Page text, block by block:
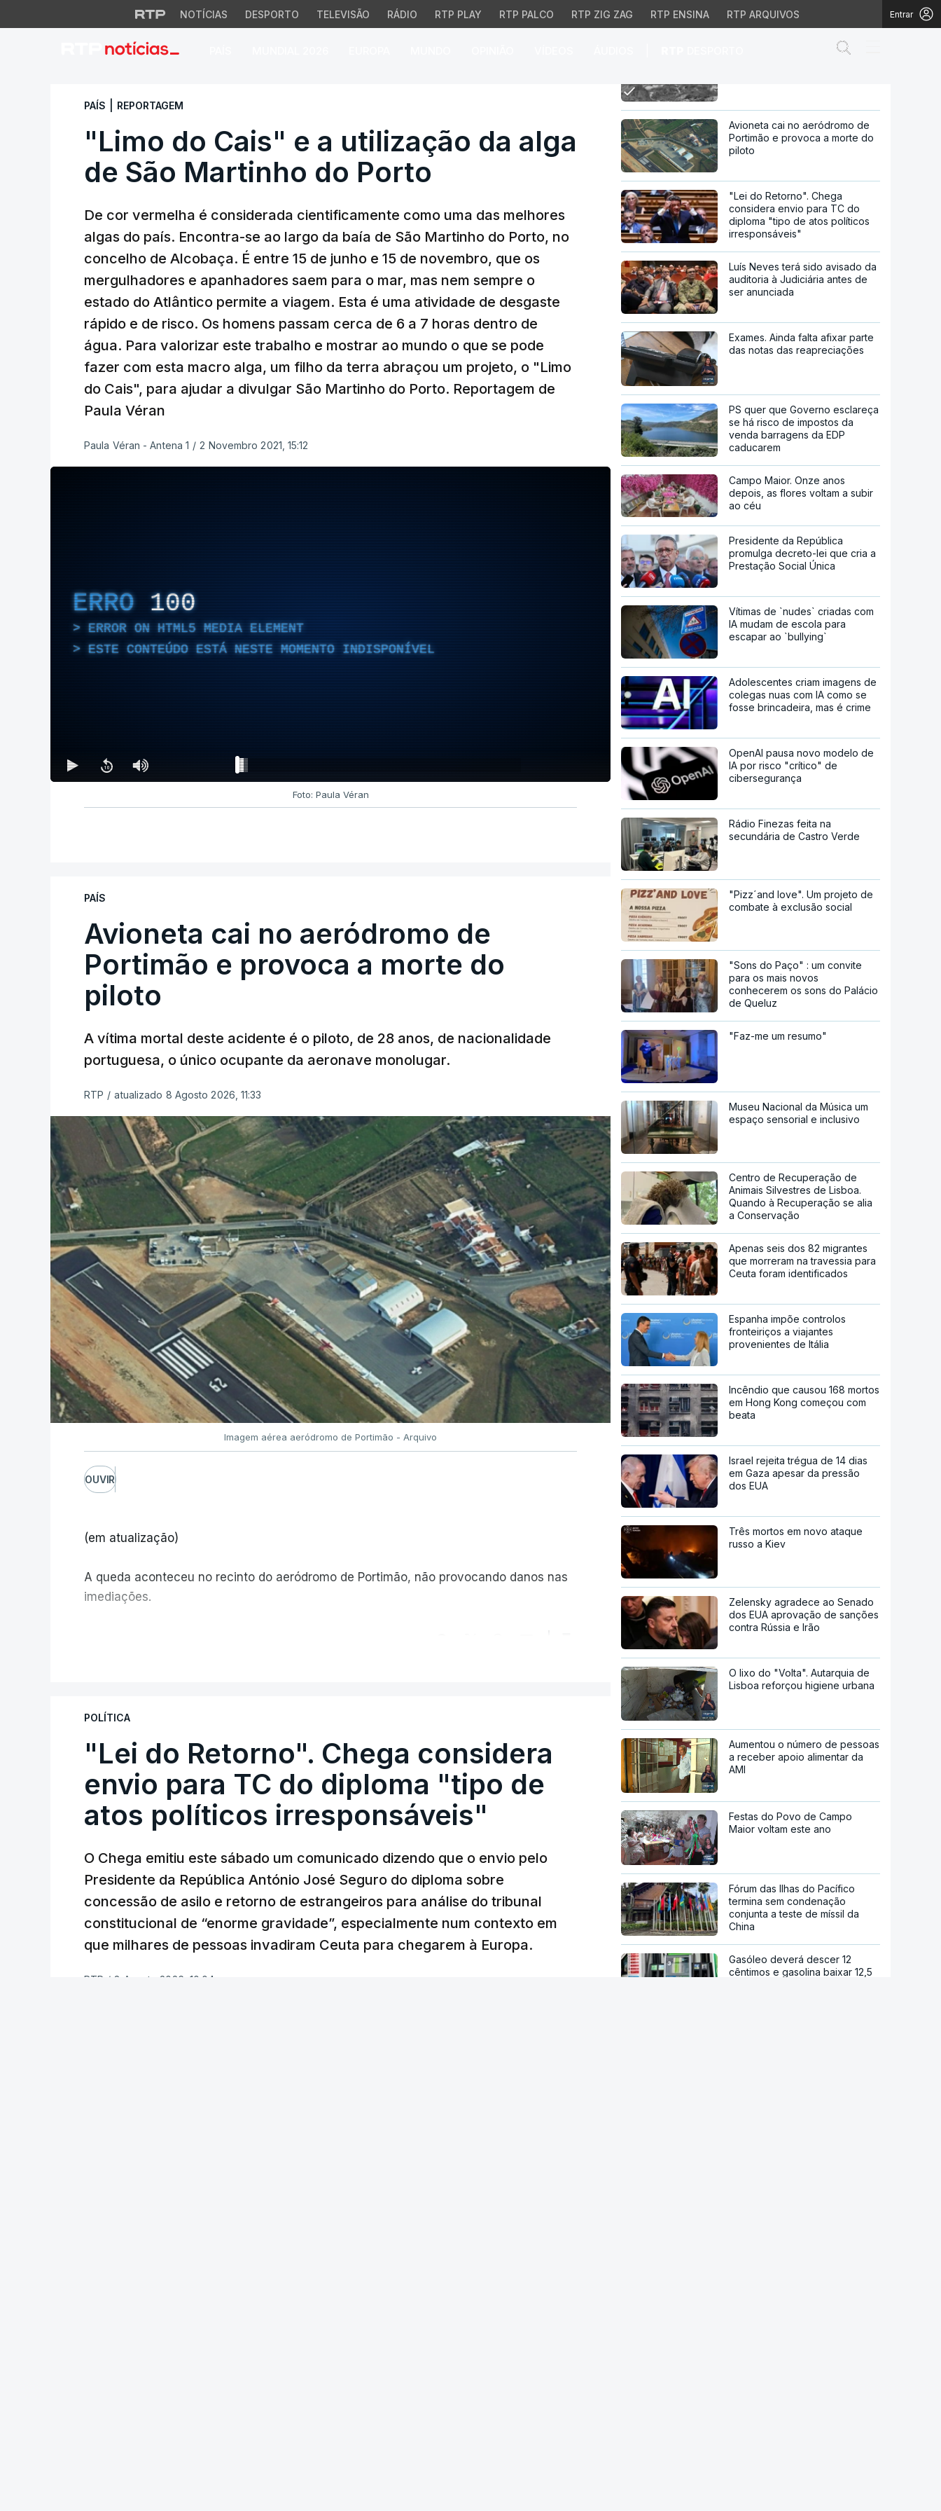
NOTÍCIAS DESPORTO TELEVISÃO RÁDIO RTP PLAY RTP PALCO RTP ZIG ZAG RTP ENSINA RTP ARQUIVOS Entrar
"Limo do Cais" e a utilização da alga de São Martinho do Porto
PAÍS REPORTAGEM
"Limo do Cais" e a utilização da alga
de São Martinho do Porto
De cor vermelha é considerada cientificamente como uma das melhores
algas do país. Encontra-se ao largo da baía de São Martinho do Porto, no
concelho de Alcobaça. É entre 15 de junho e 15 de novembro, que os
mergulhadores e apanhadores saem para o mar, mas nem sempre o
estado do Atlântico permite a viagem. Esta é uma atividade de desgaste
rápido e de risco. Os homens passam cerca de 6 a 7 horas dentro de
água. Para valorizar este trabalho e mostrar ao mundo o que se pode
fazer com esta macro alga, um filho da terra abraçou um projeto, o "Limo
do Cais", para ajudar a divulgar São Martinho do Porto. Reportagem de
Paula Véran
Paula Véran - Antena 1 / 2 Novembro 2021, 15:12
ERRO 100
ERROR ON HTML5 MEDIA ELEMENT
ESTE CONTEÚDO ESTÁ NESTE MOMENTO INDISPONÍVEL
Foto: Paula Véran
PAÍS
Avioneta cai no aeródromo de
Portimão e provoca a morte do
piloto
A vítima mortal deste acidente é o piloto, de 28 anos, de nacionalidade
portuguesa, o único ocupante da aeronave monolugar.
RTP / atualizado 8 Agosto 2026, 11:33
Imagem aérea aeródromo de Portimão - Arquivo
OUVIR
(em atualização)
A queda aconteceu no recinto do aeródromo de Portimão, não provocando danos nas
imediações.
POLÍTICA
"Lei do Retorno". Chega considera
envio para TC do diploma "tipo de
atos políticos irresponsáveis"
O Chega emitiu este sábado um comunicado dizendo que o envio pelo
Presidente da República António José Seguro do diploma sobre
concessão de asilo e retorno de estrangeiros para análise do tribunal
constitucional de “enorme gravidade”, especialmente num contexto em
que milhares de pessoas invadiram Ceuta para chegarem à Europa.
RTP / 8 Agosto 2026, 10:04
"Limo do Cais" e a utilização da
Avioneta cai no aeródromo de
Portimão e provoca a morte do
piloto
"Lei do Retorno". Chega
considera envio para TC do
diploma "tipo de atos políticos
irresponsáveis"
Luís Neves terá sido avisado da
auditoria à Judiciária antes de
ser anunciada
Exames. Ainda falta afixar parte
das notas das reapreciações
PS quer que Governo esclareça
se há risco de impostos da
venda barragens da EDP
caducarem
Campo Maior. Onze anos
depois, as flores voltam a subir
ao céu
Presidente da República
promulga decreto-lei que cria a
Prestação Social Única
Vítimas de `nudes` criadas com
IA mudam de escola para
escapar ao `bullying`
Adolescentes criam imagens de
colegas nuas com IA como se
fosse brincadeira, mas é crime
OpenAI pausa novo modelo de
IA por risco "crítico" de
cibersegurança
Rádio Finezas feita na
secundária de Castro Verde
"Pizz´and love". Um projeto de
combate à exclusão social
"Sons do Paço" : um convite
para os mais novos
conhecerem os sons do Palácio
de Queluz
"Faz-me um resumo"
Museu Nacional da Música um
espaço sensorial e inclusivo
Centro de Recuperação de
Animais Silvestres de Lisboa.
Quando à Recuperação se alia
a Conservação
Apenas seis dos 82 migrantes
que morreram na travessia para
Ceuta foram identificados
Espanha impõe controlos
fronteiriços a viajantes
provenientes de Itália
Incêndio que causou 168 mortos
em Hong Kong começou com
beata
Israel rejeita trégua de 14 dias
em Gaza apesar da pressão
dos EUA
Três mortos em novo ataque
russo a Kiev
Zelensky agradece ao Senado
dos EUA aprovação de sanções
contra Rússia e Irão
O lixo do "Volta". Autarquia de
Lisboa reforçou higiene urbana
Aumentou o número de pessoas
a receber apoio alimentar da
AMI
Festas do Povo de Campo
Maior voltam este ano
Fórum das Ilhas do Pacífico
termina sem condenação
conjunta a teste de míssil da
China
Gasóleo deverá descer 12
cêntimos e gasolina baixar 12,5